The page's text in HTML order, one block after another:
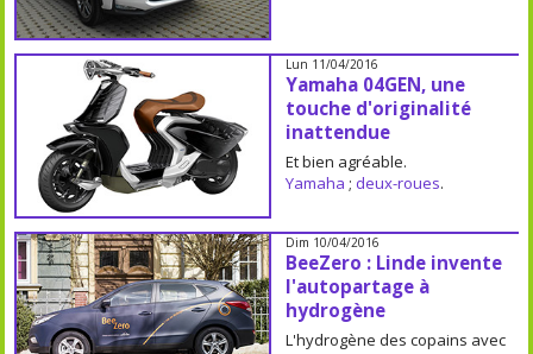
Lun 11/04/2016
Yamaha 04GEN, une
touche d'originalité
inattendue
Et bien agréable.
Yamaha ; deux-roues.
Dim 10/04/2016
BeeZero : Linde invente
l'autopartage à
hydrogène
L'hydrogène des copains avec